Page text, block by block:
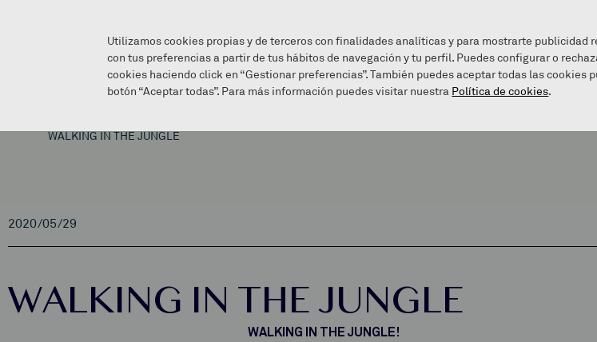
EZAGUTU GAITZAZU INFOGUNEA
WALKING IN THE JUNGLE
2020/05/29
WALKING IN THE JUNGLE
WALKING IN THE JUNGLE!
Utilizamos cookies propias y de terceros con finalidades analíticas y para mostrarte publicidad
con tus preferencias a partir de tus hábitos de navegación y tu perfil. Puedes configurar o
cookies haciendo click en “Gestionar preferencias”. También puedes aceptar todas las cookies
botón “Aceptar todas”. Para más información puedes visitar nuestra Política de cookies.